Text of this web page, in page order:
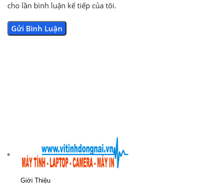
cho lần bình luận kế tiếp của tôi.
Giới Thiệu